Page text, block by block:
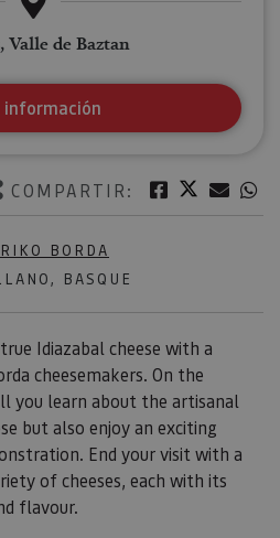
COMPARTIR: Facebook
Twitter
BORDA
BASQUE
Idiazabal cheese with a
cheesemakers. On the
you learn about the artisanal
but also enjoy an exciting
End your visit with a
of cheeses, each with its
flavour.
Valle de Baztan
información